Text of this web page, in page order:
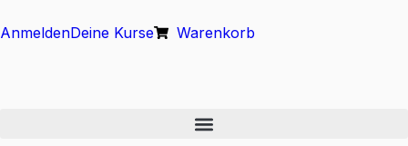
AnmeldenDeine Kurse Warenkorb